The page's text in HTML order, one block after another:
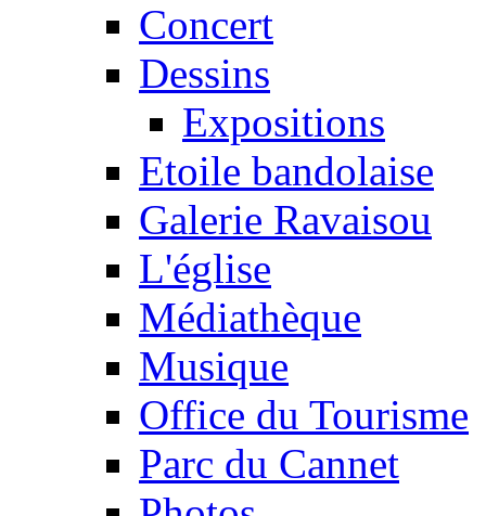
Concert
Dessins
Expositions
Etoile bandolaise
Galerie Ravaisou
L'église
Médiathèque
Musique
Office du Tourisme
Parc du Cannet